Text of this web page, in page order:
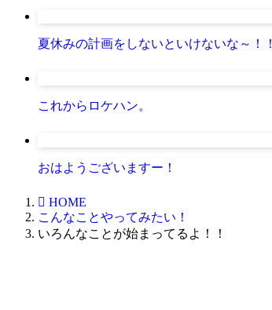
夏休みの計画をしないといけないな～！！
これからロケハン。
おはようございますー！
HOME
こんなことやってみたい！
いろんなことが始まってるよ！！